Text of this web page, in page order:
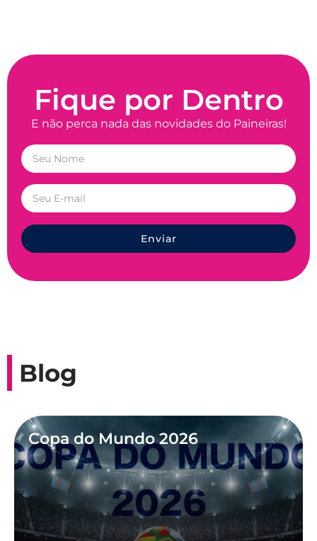
Fique por Dentro
E não perca nada das novidades do Paineiras!
Enviar
Blog
Copa do Mundo 2026